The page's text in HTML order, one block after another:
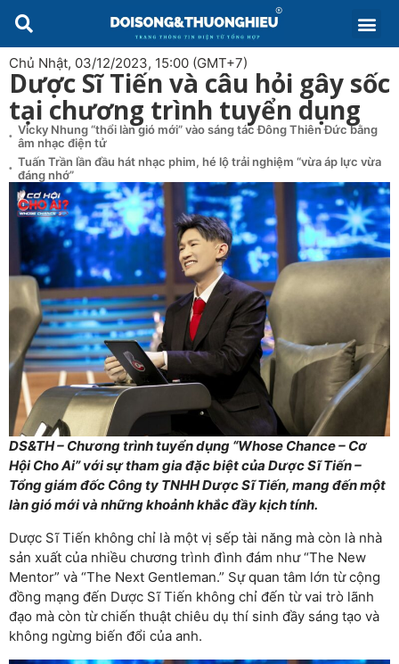
Chủ Nhật, 03/12/2023, 15:00 (GMT+7)
Dược Sĩ Tiến và câu hỏi gây sốc
tại chương trình tuyển dụng
Vicky Nhung “thổi làn gió mới” vào sáng tác Đông Thiên Đức bằng
âm nhạc điện tử
Tuấn Trần lần đầu hát nhạc phim, hé lộ trải nghiệm “vừa áp lực vừa
đáng nhớ”
DS&TH – Chương trình tuyển dụng “Whose Chance – Cơ
Hội Cho Ai” với sự tham gia đặc biệt của Dược Sĩ Tiến –
Tổng giám đốc Công ty TNHH Dược Sĩ Tiến, mang đến một
làn gió mới và những khoảnh khắc đầy kịch tính.
Dược Sĩ Tiến không chỉ là một vị sếp tài năng mà còn là nhà
sản xuất của nhiều chương trình đình đám như “The New
Mentor” và “The Next Gentleman.” Sự quan tâm lớn từ cộng
đồng mạng đến Dược Sĩ Tiến không chỉ đến từ vai trò lãnh
đạo mà còn từ chiến thuật chiêu dụ thí sinh đầy sáng tạo và
không ngừng biến đổi của anh.